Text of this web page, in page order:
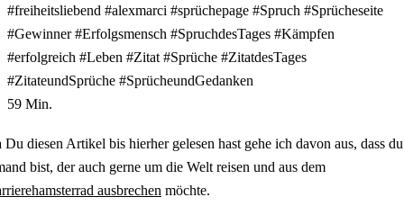
#freiheitsliebend #alexmarci #sprüchepage #Spruch #Sprücheseite
#Gewinner #Erfolgsmensch #SpruchdesTages #Kämpfen
#erfolgreich #Leben #Zitat #Sprüche #ZitatdesTages
#ZitateundSprüche #SprücheundGedanken
59 Min.
Du diesen Artikel bis hierher gelesen hast gehe ich davon aus, dass du
bist, der auch gerne um die Welt reisen und aus dem
ausbrechen möchte.